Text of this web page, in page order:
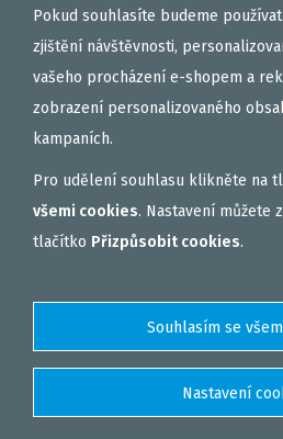
25,46 €
Zobrazit detail produktu>
Pokud souhlasíte budeme
zjištění návštěvnosti,
vašeho procházení e-shopem a
zobrazení personalizovaného
kampaních.
Pro udělení souhlasu klikněte na
všemi cookies. Nastavení můžete
tlačítko Přizpůsobit cookies.